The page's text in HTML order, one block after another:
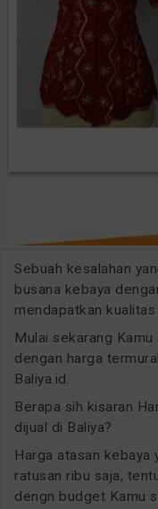
Sebuah kesalahan
busana kebaya
mendapatkan
Mulai sekarang
dengan harga
Baliya.id.
Berapa sih kisaran
dijual di Baliya?
Harga atasan kebaya
ratusan ribu saja,
dengn budget Kamu